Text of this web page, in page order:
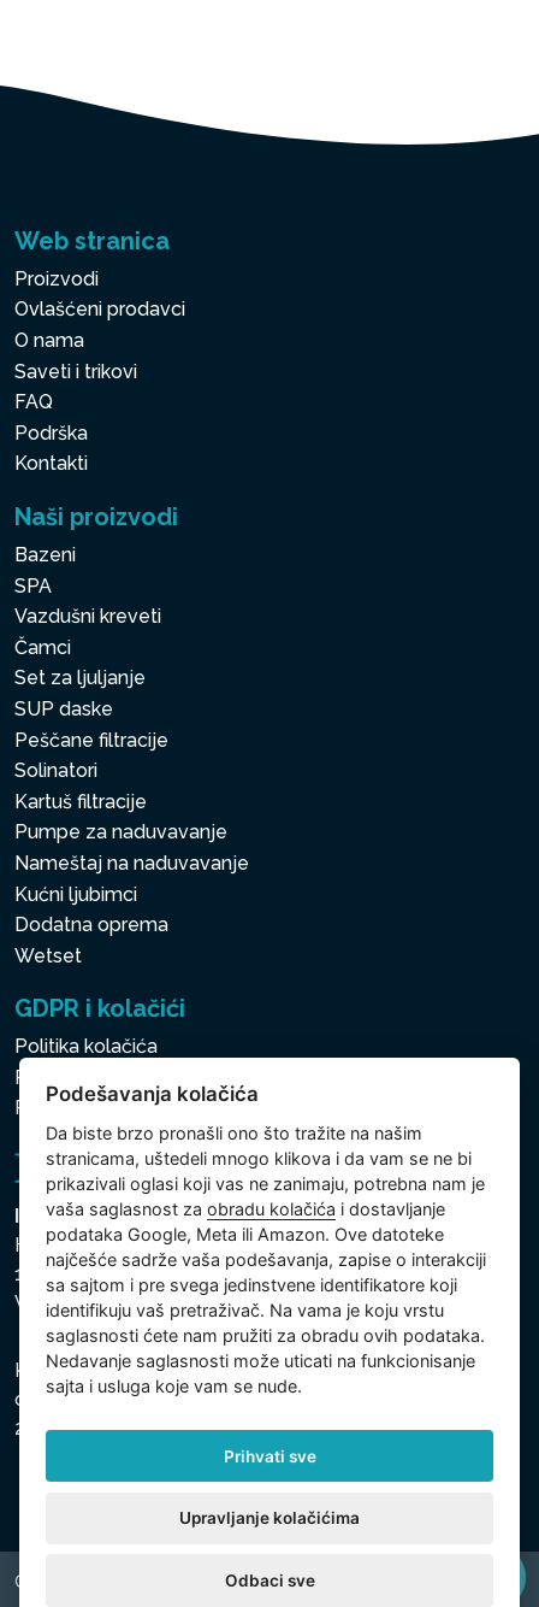
Web stranica
Proizvodi
Ovlašćeni prodavci
O nama
Saveti i trikovi
FAQ
Podrška
Kontakti
Naši proizvodi
Bazeni
SPA
Vazdušni kreveti
Čamci
Set za ljuljanje
SUP daske
Peščane filtracije
Solinatori
Kartuš filtracije
Pumpe za naduvavanje
Nameštaj na naduvavanje
Kućni ljubimci
Dodatna oprema
Wetset
GDPR i kolačići
Politika kolačića
Politika zaštite ličnih i drugih obrađivanih podataka
Politika kolačića
Intex Trading, s.r.o.
Hradecká 2526/3
130 00 Praha 3
Vinohrady - Česká republika
Kompanija je registrovana u Opštinskom sudu u Pragu,
odeljak C, uložak 74759, Identifikacioni broj kompanije:
26150808, Poreski identifikacioni broj: CZ26150808.
Copyright © 2026 INTEX TRADING s.r.o. All rights reserved.
Podešavanja kolačića
Da biste brzo pronašli ono što tražite na našim
stranicama, uštedeli mnogo klikova i da vam se ne bi
prikazivali oglasi koji vas ne zanimaju, potrebna nam je
vaša saglasnost zaobradu kolačića i dostavljanje
podataka Google, Meta ili Amazon. Ove datoteke
najčešće sadrže vaša podešavanja, zapise o interakciji
sa sajtom i pre svega jedinstvene identifikatore koji
identifikuju vaš pretraživač. Na vama je koju vrstu
saglasnosti ćete nam pružiti za obradu ovih podataka.
Nedavanje saglasnosti može uticati na funkcionisanje
sajta i usluga koje vam se nude.
Prihvati sve
Upravljanje kolačićima
Odbaci sve